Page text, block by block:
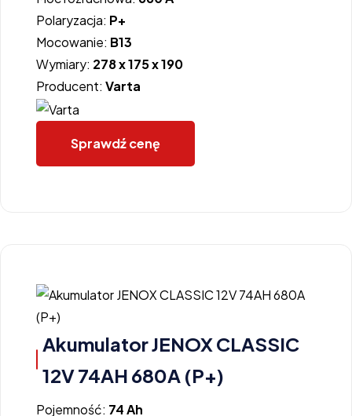
Polaryzacja: P+
Mocowanie: B13
Wymiary: 278 x 175 x 190
Producent: Varta
Sprawdź cenę
Akumulator JENOX CLASSIC
12V 74AH 680A (P+)
Pojemność: 74 Ah